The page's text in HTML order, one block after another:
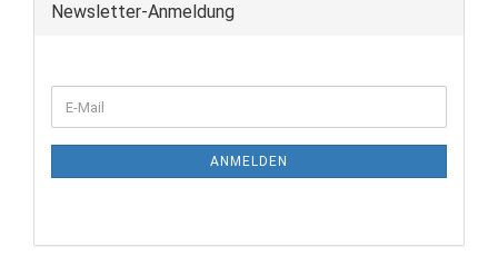
Newsletter-Anmeldung
E-
Mail
ANMELDEN